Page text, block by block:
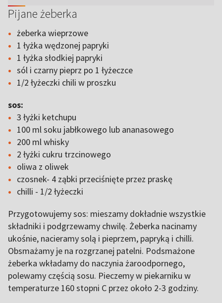
Pijane żeberka
żeberka wieprzowe
1 łyżka wędzonej papryki
1 łyżka słodkiej papryki
sól i czarny pieprz po 1 łyżeczce
1/2 łyżeczki chili w proszku
sos:
3 łyżki ketchupu
100 ml soku jabłkowego lub ananasowego
200 ml whisky
2 łyżki cukru trzcinowego
oliwa z oliwek
czosnek- 4 ząbki przeciśnięte przez praskę
chilli - 1/2 łyżeczki
Przygotowujemy sos: mieszamy dokładnie wszystkie
składniki i podgrzewamy chwilę. Żeberka nacinamy
ukośnie, nacieramy solą i pieprzem, papryką i chilli.
Obsmażamy je na rozgrzanej patelni. Podsmażone
żeberka wkładamy do naczynia żaroodpornego,
polewamy częścią sosu. Pieczemy w piekarniku w
temperaturze 160 stopni C przez około 2-3 godziny.